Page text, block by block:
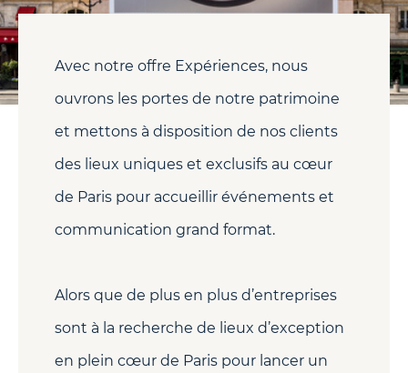
Avec notre offre Expériences, nous
ouvrons les portes de notre patrimoine
et mettons à disposition de nos clients
des lieux uniques et exclusifs au cœur
de Paris pour accueillir événements et
communication grand format.
Alors que de plus en plus d’entreprises
sont à la recherche de lieux d’exception
en plein cœur de Paris pour lancer un